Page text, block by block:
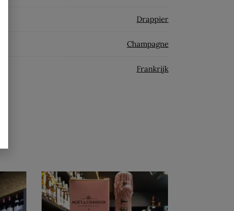
Drappier
Champagne
Frankrijk